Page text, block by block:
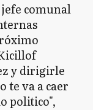
comunal
y dirigirle
te va a caer
politico",